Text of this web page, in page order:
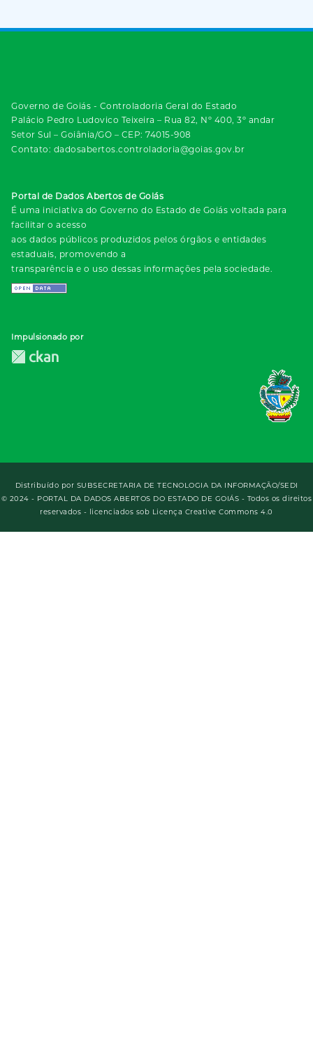
Governo de Goiás - Controladoria Geral do Estado
Palácio Pedro Ludovico Teixeira – Rua 82, Nº 400, 3º andar
Setor Sul – Goiânia/GO – CEP: 74015-908
Contato: dadosabertos.controladoria@goias.gov.br
Portal de Dados Abertos de Goiás
É uma iniciativa do Governo do Estado de Goiás voltada para
facilitar o acesso
aos dados públicos produzidos pelos órgãos e entidades
estaduais, promovendo a
transparência e o uso dessas informações pela sociedade.
Impulsionado por
Distribuído por SUBSECRETARIA DE TECNOLOGIA DA INFORMAÇÃO/SEDI
© 2024 - PORTAL DA DADOS ABERTOS DO ESTADO DE GOIÁS - Todos os direitos
reservados - licenciados sob Licença Creative Commons 4.0